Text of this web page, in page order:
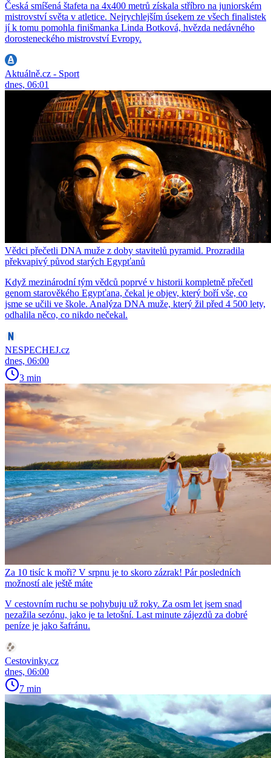
Česká smíšená štafeta na 4x400 metrů získala stříbro na juniorském
mistrovství světa v atletice. Nejrychlejším úsekem ze všech finalistek
jí k tomu pomohla finišmanka Linda Botková, hvězda nedávného
dorosteneckého mistrovství Evropy.
Aktuálně.cz - Sport
dnes, 06:01
Vědci přečetli DNA muže z doby stavitelů pyramid. Prozradila
překvapivý původ starých Egypťanů
Když mezinárodní tým vědců poprvé v historii kompletně přečetl
genom starověkého Egypťana, čekal je objev, který boří vše, co
jsme se učili ve škole. Analýza DNA muže, který žil před 4 500 lety,
odhalila něco, co nikdo nečekal.
NESPECHEJ.cz
dnes, 06:00
3 min
Za 10 tisíc k moři? V srpnu je to skoro zázrak! Pár posledních
možností ale ještě máte
V cestovním ruchu se pohybuju už roky. Za osm let jsem snad
nezažila sezónu, jako je ta letošní. Last minute zájezdů za dobré
peníze je jako šafránu.
Cestovinky.cz
dnes, 06:00
7 min